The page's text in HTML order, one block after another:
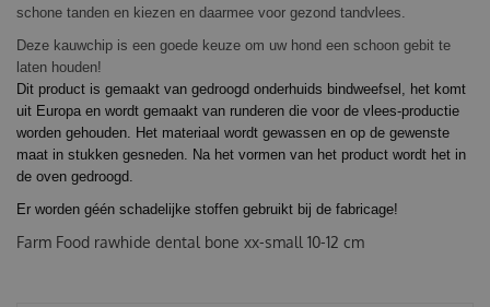
schone tanden en kiezen en daarmee voor gezond tandvlees.
Deze kauwchip is een goede keuze om uw hond een schoon gebit te
laten houden!
Dit product is gemaakt van gedroogd onderhuids bindweefsel, het komt
uit Europa en wordt gemaakt van runderen die voor de vlees-productie
worden gehouden. Het materiaal wordt gewassen en op de gewenste
maat in stukken gesneden. Na het vormen van het product wordt het in
de oven gedroogd.
Er worden géén schadelijke stoffen gebruikt bij de fabricage!
Farm Food rawhide dental bone xx-small 10-12 cm